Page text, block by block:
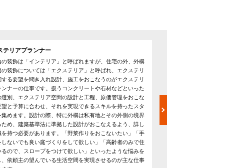
テリアプランナー
の装飾は「インテリア」と呼ばれますが、住宅の外、外構
の装飾については「エクステリア」と呼ばれ、エクステリ
する要望を聞き入れ設計、施工をおこなうのがエクステリ
ンナーの仕事です。扱うコンクリートや石材などといった
選別、エクステリア空間の設計と工程、原価管理をおこな
望と予算に合わせ、それを実現できるスキルを持ったスタ
集めます。設計の際、特に外構は私有地とその外側の境界
ため、建築基準法に準拠した設計がおこなえるよう、詳し
を持つ必要があります。「野菜作りをおこないたい」「手
しないでも良い庭づくりをして欲しい」「高齢者のみで住
るので、スロープをつけて欲しい」といったような悩みを
、依頼主の望んでいる生活空間を実現させるのが主な仕事